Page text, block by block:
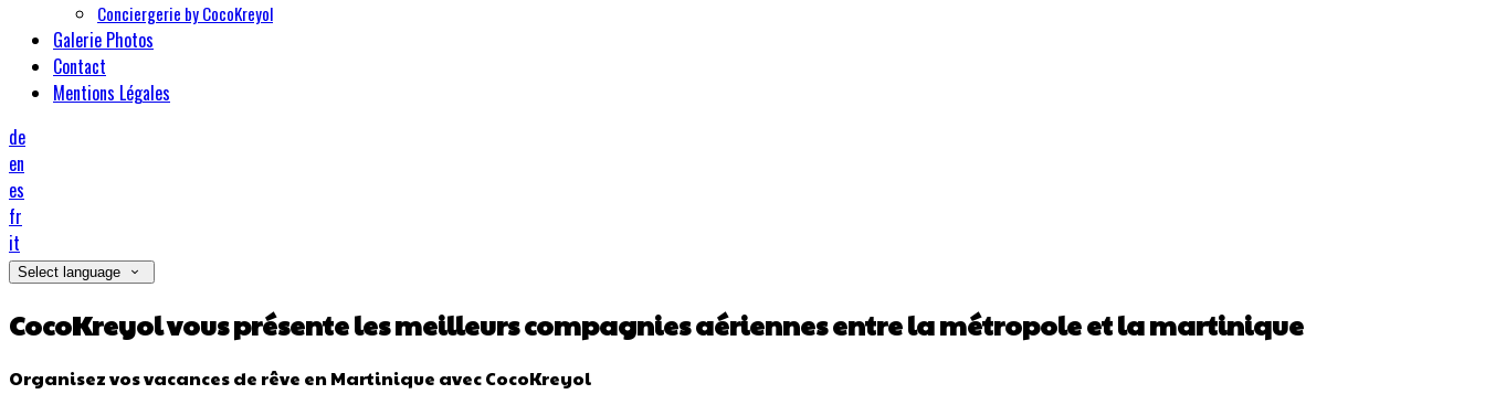
Conciergerie by CocoKreyol
Galerie Photos
Contact
Mentions Légales
de
en
es
fr
it
Select language
CocoKreyol vous présente les meilleurs compagnies aériennes entre la métropole et la martinique
Organisez vos vacances de rêve en Martinique avec CocoKreyol